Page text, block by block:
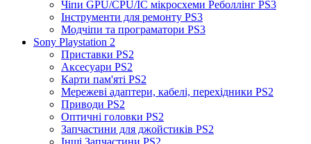
Чіпи GPU/CPU/IC мікросхеми Реболлінг PS3
Інструменти для ремонту PS3
Модчіпи та програматори PS3
Sony Playstation 2
Приставки PS2
Аксесуари PS2
Карти пам'яті PS2
Мережеві адаптери, кабелі, перехідники PS2
Приводи PS2
Оптичні головки PS2
Запчастини для джойстиків PS2